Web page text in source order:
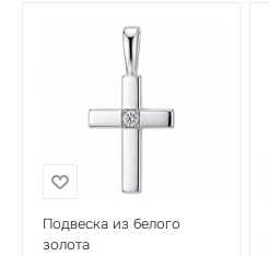
Подвеска из белого
золота